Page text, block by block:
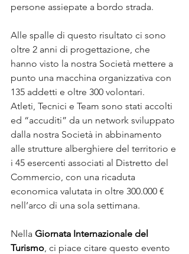
persone assiepate a bordo strada.
Alle spalle di questo risultato ci sono
oltre 2 anni di progettazione, che
hanno visto la nostra Società mettere a
punto una macchina organizzativa con
135 addetti e oltre 300 volontari.
Atleti, Tecnici e Team sono stati accolti
ed “accuditi” da un network sviluppato
dalla nostra Società in abbinamento
alle strutture alberghiere del territorio e
i 45 esercenti associati al Distretto del
Commercio, con una ricaduta
economica valutata in oltre 300.000 €
nell’arco di una sola settimana.
Nella Giornata Internazionale del
Turismo, ci piace citare questo evento